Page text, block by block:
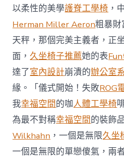
以柔性的美學護脊工學椅 ，
Herman Miller Aeron粗暴財
天秤，那個完美主義者，正
面，久坐椅子推薦她的表
達了室內設計崩潰的辦公室
緣。「儀式開始！失敗ROG
我幸福空間的咖人體工學椅
為最不對稱幸福空間的裝飾
Wilkhahn ，一個是無限久坐
一個是無限的單戀傻氣，兩